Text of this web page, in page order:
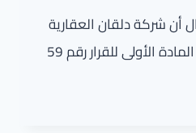
أن شركة دلقان العقارية
لم تلتزم بالبند الأول من المادة الأولى للقرار رقم 59